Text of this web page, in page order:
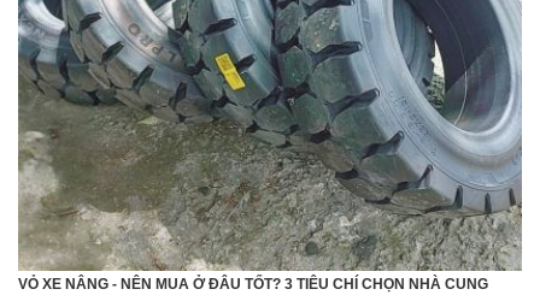
VỎ XE NÂNG - NÊN MUA Ở ĐÂU TỐT? 3 TIÊU CHÍ CHỌN NHÀ CUNG